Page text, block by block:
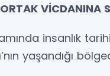
VİCDANINA
insanlık
yaşandığı